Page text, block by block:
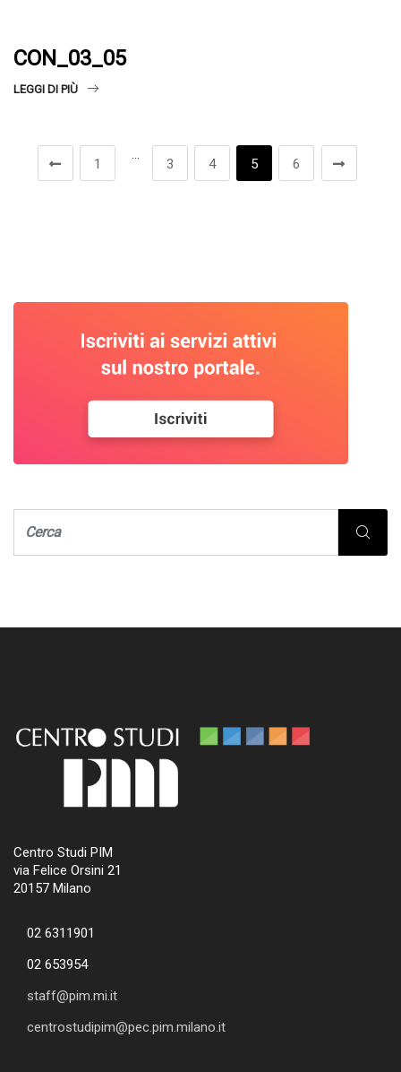
CON_03_05
LEGGI DI PIÙ
1
…
3 4 5 6
Centro Studi PIM
via Felice Orsini 21
20157 Milano
02 6311901
02 653954
staff@pim.mi.it
centrostudipim@pec.pim.milano.it